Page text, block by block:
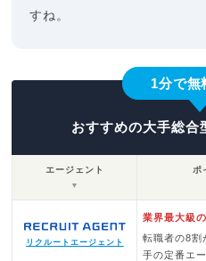
すね。
1分で無
おすすめの大手総合
エージェント
▼
ポ
リクルートエージェント
業界最大級
転職者の8割
手の定番エ